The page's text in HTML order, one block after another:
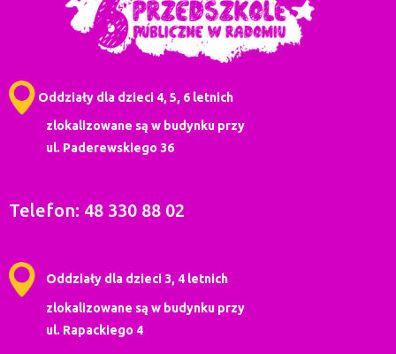
Oddziały dla dzieci 4, 5, 6 letnich
zlokalizowane są w budynku przy
ul. Paderewskiego 36
Telefon: 48 330 88 02
Oddziały dla dzieci 3, 4 letnich
zlokalizowane są w budynku przy
ul. Rapackiego 4